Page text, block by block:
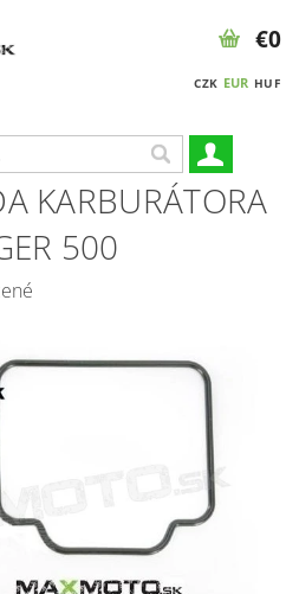
CZK EUR HUF
€0
KARBURÁTORA
500